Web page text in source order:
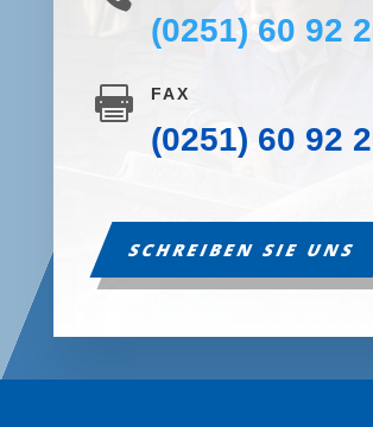
(0251) 60 92
 FAX
(0251) 60 92
SCHREIBEN SIE UNS